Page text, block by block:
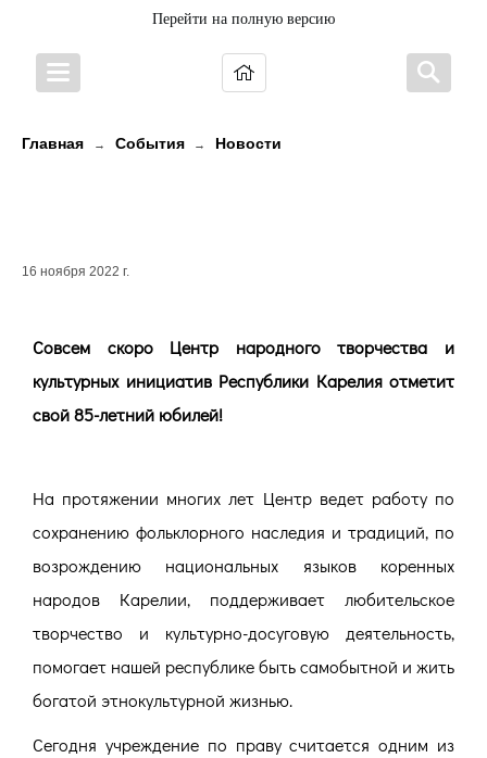
Перейти на полную версию
Главная → События → Новости
16 ноября 2022 г.
Совсем скоро Центр народного творчества и
культурных инициатив Республики Карелия отметит
свой 85-летний юбилей!
На протяжении многих лет Центр ведет работу по
сохранению фольклорного наследия и традиций, по
возрождению национальных языков коренных
народов Карелии, поддерживает любительское
творчество и культурно-досуговую деятельность,
помогает нашей республике быть самобытной и жить
богатой этнокультурной жизнью.
Сегодня учреждение по праву считается одним из